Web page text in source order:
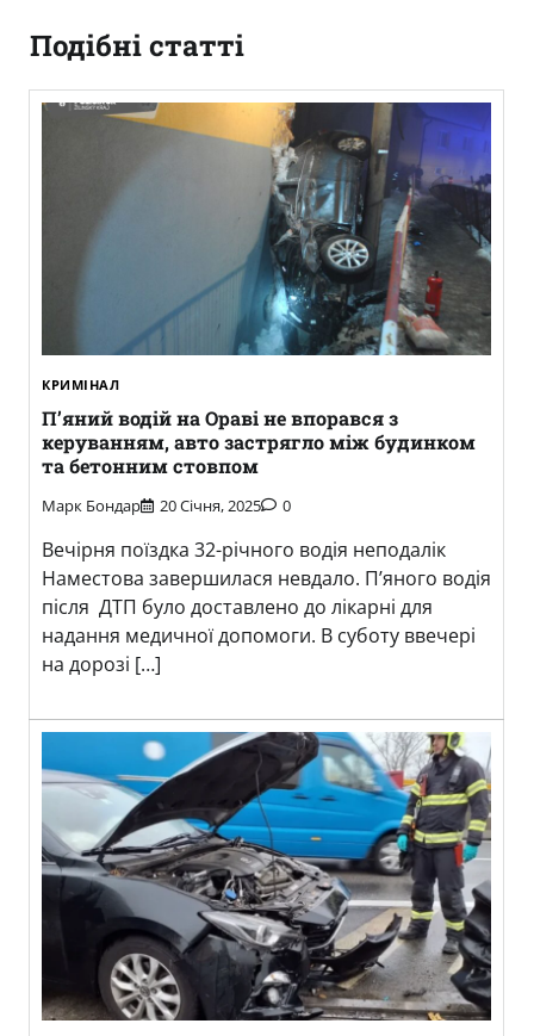
Подібні статті
КРИМІНАЛ
П’яний водій на Ораві не впорався з
керуванням, авто застрягло між будинком
та бетонним стовпом
Марк Бондар 20 Січня, 2025 0
Вечірня поїздка 32-річного водія неподалік
Наместова завершилася невдало. П’яного водія
після ДТП було доставлено до лікарні для
надання медичної допомоги. В суботу ввечері
на дорозі […]